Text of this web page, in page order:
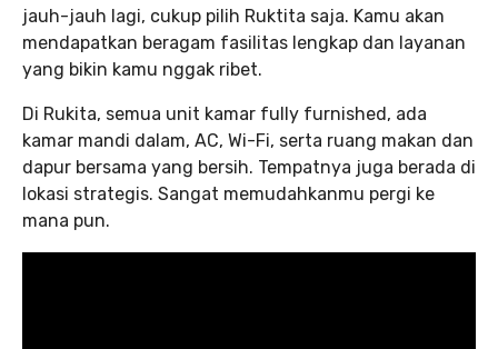
jauh-jauh lagi, cukup pilih Ruktita saja. Kamu akan
mendapatkan beragam fasilitas lengkap dan layanan
yang bikin kamu nggak ribet.
Di Rukita, semua unit kamar fully furnished, ada
kamar mandi dalam, AC, Wi-Fi, serta ruang makan dan
dapur bersama yang bersih. Tempatnya juga berada di
lokasi strategis. Sangat memudahkanmu pergi ke
mana pun.